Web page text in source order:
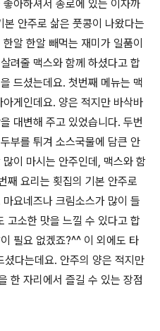
아하셔서 종로에 있는 이자까
안주로 삶은 풋콩이 나왔다는
알 한알 빼먹는 재미가 일품이
려줄 맥스와 함께 하셨다고 합
드셨는데요. 첫번째 메뉴는 맥
게인데요. 양은 적지만 바삭바
대변해 주고 있었습니다. 두번
부를 튀겨 소스국물에 담큰 안
이 마시는 안주인데, 맥스와 함
째 요리는 횟집의 기본 안주로
요네즈나 크림소스가 많이 들
고소한 맛을 느낄 수 있다고 합
필요 없겠죠?^^ 이 외에도 타
다는데요. 안주의 양은 적지만
한 자리에서 즐길 수 있는 장점